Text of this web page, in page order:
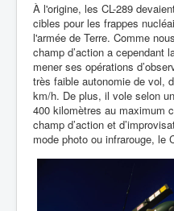
À l'origine, les CL-289
cibles pour les frappes
l'armée de Terre. Comme
champ d’action a cependant
mener ses opérations
très faible autonomie de vol,
km/h. De plus, il vole selon
400 kilomètres au maximum
champ d’action et
mode photo ou infrarouge, le